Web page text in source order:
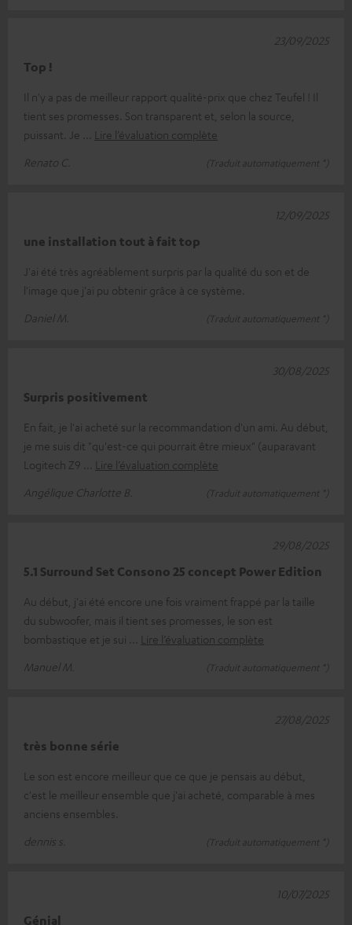
Top !
Il n'y a pas de meilleur rapport qualité-prix que chez Teufel ! Il
tient ses promesses. Son transparent et, selon la source,
puissant. Je
Lire l’évaluation complète
Renato C.
(Traduit automatiquement *)
23/09/2025
une installation tout à fait top
J'ai été très agréablement surpris par la qualité du son et de
l'image que j'ai pu obtenir grâce à ce système.
Daniel M.
(Traduit automatiquement *)
12/09/2025
Surpris positivement
En fait, je l'ai acheté sur la recommandation d'un ami. Au début,
je me suis dit "qu'est-ce qui pourrait être mieux" (auparavant
Logitech Z9
Lire l’évaluation complète
Angélique Charlotte B.
(Traduit automatiquement *)
30/08/2025
5.1 Surround Set Consono 25 concept Power Edition
Au début, j'ai été encore une fois vraiment frappé par la taille
du subwoofer, mais il tient ses promesses, le son est
bombastique et je sui
Lire l’évaluation complète
Manuel M.
(Traduit automatiquement *)
29/08/2025
très bonne série
Le son est encore meilleur que ce que je pensais au début,
c'est le meilleur ensemble que j'ai acheté, comparable à mes
anciens ensembles.
dennis s.
(Traduit automatiquement *)
27/08/2025
Génial
10/07/2025